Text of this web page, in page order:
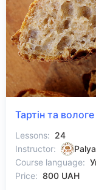
Тартін та
Lessons: 24
Instructor:
Course language:
Price: 800 UAH